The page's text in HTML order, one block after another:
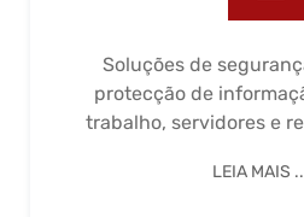
Soluções de
protecção de
trabalho, servidores e
LEIA MAIS